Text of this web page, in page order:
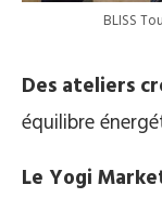
BLISS
Des ateliers
équilibre
Le Yogi